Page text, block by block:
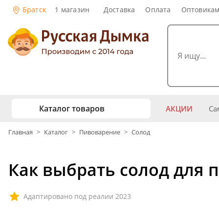
Братск 1 магазин Доставка Оплата Оптовикам
Каталог товаров
Копчение и колбасы
АКЦИИ
Виски
Ром
Главная > Каталог > Пивоварение > Солод
Как выбрать солод для
Адаптировано под реалии 2023